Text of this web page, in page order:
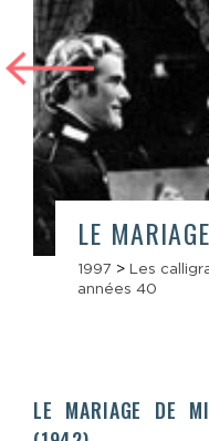
LE
1997 > Les
années 40
LE MARIAGE DE